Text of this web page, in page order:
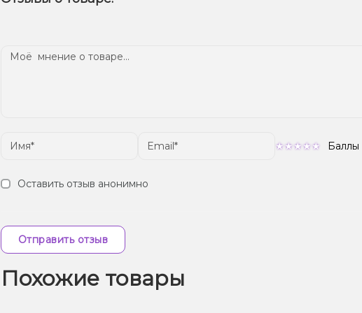
Баллы
Оставить отзыв анонимно
Отправить отзыв
Похожие товары